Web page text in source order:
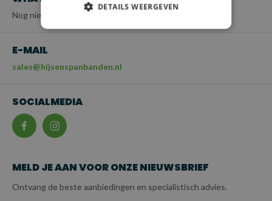
Nog niet beschikbaar
E-MAIL
sales@hijsenspanbanden.nl
SOCIALMEDIA
MELD JE AAN VOOR ONZE NIEUWSBRIEF
Ontvang de beste aanbiedingen en specialistisch advies.
DETAILS WEERGEVEN